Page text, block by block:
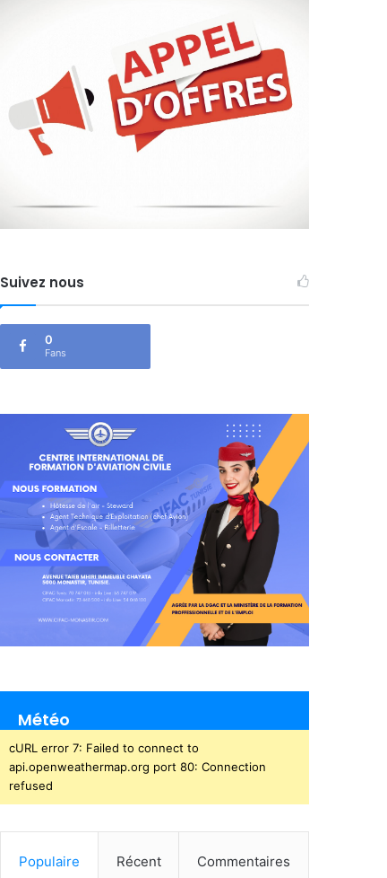
Suivez nous
0
Fans
Météo
cURL error 7: Failed to connect to
api.openweathermap.org port 80: Connection
refused
Populaire Récent Commentaires